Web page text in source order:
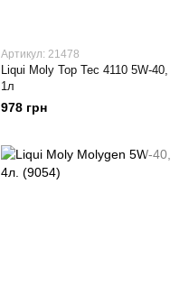
Артикул: 21478
Liqui Moly Top Tec 4110 5W-40,
1л
978 грн